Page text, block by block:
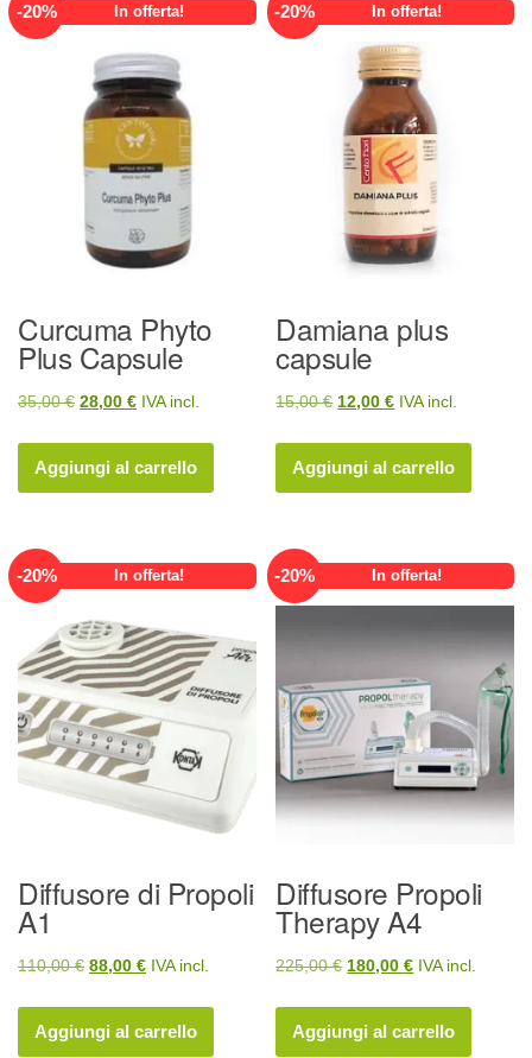
-20% In offerta!
Curcuma Phyto
Plus Capsule
35,00€ Il
originale
era:
28,00 €Il
attuale
è:
IVA incl.
Aggiungi al carrello
-20% In offerta!
Damiana plus
capsule
15,00€ Il
originale
era:
12,00€Il
attuale
è:
IVA incl.
Aggiungi al carrello
-20% In offerta!
Diffusore di Propoli
A1
110,00€ Il
originale
88,00 €Il
attuale
IVA incl.
Aggiungi al carrello
-20% In offerta!
Diffusore Propoli
Therapy A4
225,00€ Il
originale
180,00€Il
attuale
IVA incl.
Aggiungi al carrello